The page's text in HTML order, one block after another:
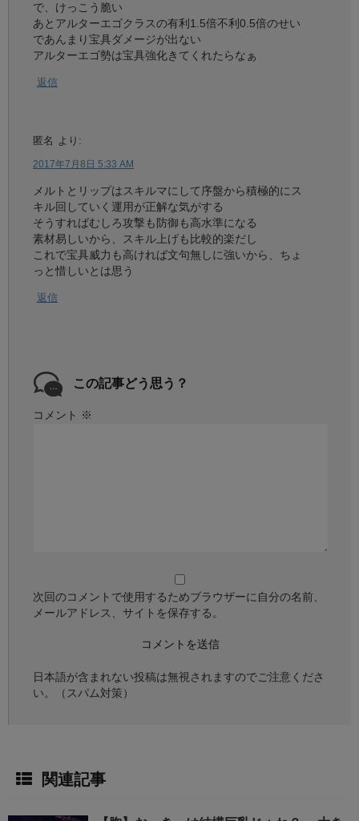
で、けっこう脆い
あとアルターエゴクラスの有利1.5倍不利0.5倍のせい
であんまり宝具ダメージが出ない
アルターエゴ勢は宝具強化きてくれたらなぁ
返信
匿名 より:
2017年7月8日 5:33 AM
メルトとリップはスキルマにして序盤から積極的にス
キル回していく運用が正解な気がする
そうすればむしろ攻撃も防御も高水準になる
素材易しいから、スキル上げも比較的楽だし
これで宝具威力も高ければ文句無しに強いから、ちょ
っと惜しいとは思う
返信
この記事どう思う？
コメント ※
次回のコメントで使用するためブラウザーに自分の名前、
メールアドレス、サイトを保存する。
日本語が含まれない投稿は無視されますのでご注意くださ
い。（スパム対策）
関連記事